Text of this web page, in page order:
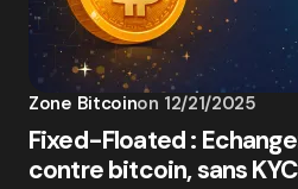
Zone Bitcoinon 12/21/2025
Fixed-Floated :
contre bitcoin, sans KYC